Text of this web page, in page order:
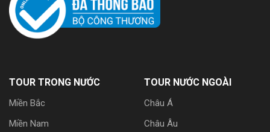
TOUR TRONG NƯỚC
Miền Bắc
Miền Nam
TOUR NƯỚC NGOÀI
Châu Á
Châu Âu